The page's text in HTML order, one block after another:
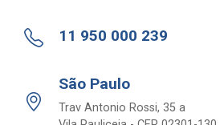
11 950 000 239
São Paulo
Trav Antonio Rossi, 35 a